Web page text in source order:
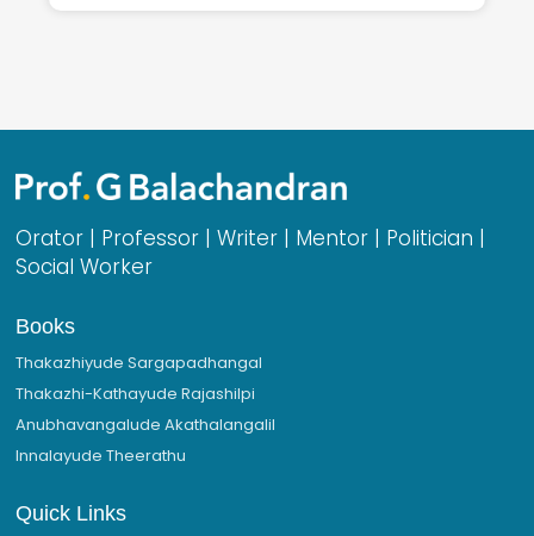
Orator | Professor | Writer | Mentor | Politician |
Social Worker
Books
Thakazhiyude Sargapadhangal
Thakazhi-Kathayude Rajashilpi
Anubhavangalude Akathalangalil
Innalayude Theerathu
Quick Links